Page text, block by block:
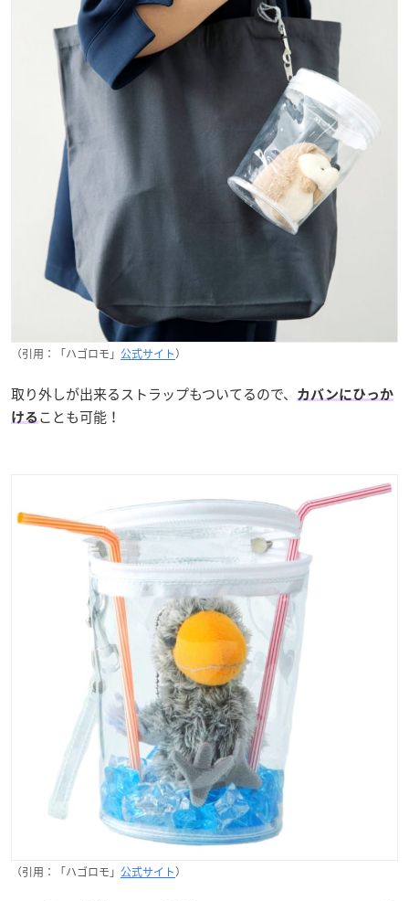
（引用：「ハゴロモ」 公式サイト）
取り外しが出来るストラップもついてるので、
カバンにひっか
ける ことも可能！
（引用：「ハゴロモ」 公式サイト）